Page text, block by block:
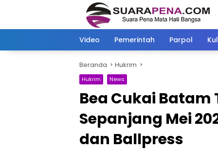
Video Pemerintah Parpol
Beranda Hukrim
Hukrim News
Bea Cukai
Sepanjang Mei
dan Ballpress